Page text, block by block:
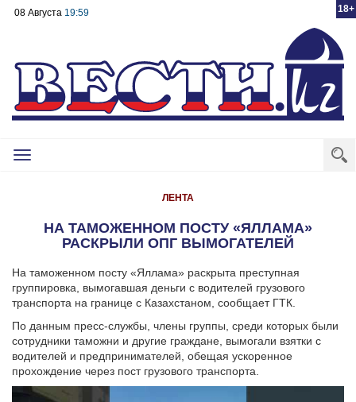
18+
08 Августа 19:59
Toggle
ЛЕНТА
НА ТАМОЖЕННОМ ПОСТУ «ЯЛЛАМА»
РАСКРЫЛИ ОПГ ВЫМОГАТЕЛЕЙ
На таможенном посту «Яллама» раскрыта преступная
группировка, вымогавшая деньги с водителей грузового
транспорта на границе с Казахстаном, сообщает ГТК.
По данным пресс-службы, члены группы, среди которых были
сотрудники таможни и другие граждане, вымогали взятки с
водителей и предпринимателей, обещая ускоренное
прохождение через пост грузового транспорта.